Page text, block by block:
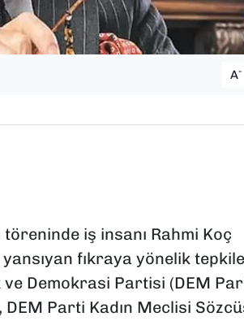
A-
iş insanı Rahmi Koç
fıkraya yönelik
ve Demokrasi Partisi (DEM
Parti Kadın Meclisi